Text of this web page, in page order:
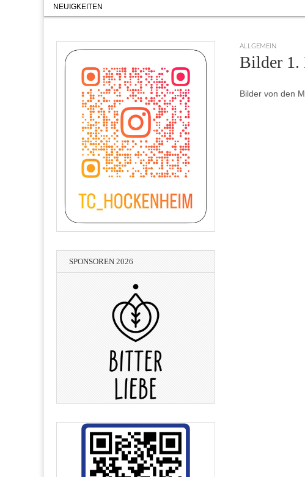
NEUIGKEITEN
ALLGEMEIN
Bilder 1.
Bilder von den
SPONSOREN 2026
Lean-Consulting - Hans-Peter